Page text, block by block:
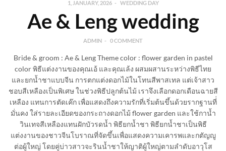
1, JANUARY, 2026 WEDDING DAY
Ae & Leng wedding
ADMIN 0 COMMENT
Bride & groom : Ae & Leng Theme color : flower garden in pastel
color พิธีแต่งงานของคุณเอ้ และคุณเล้ง ผสมผสานระหว่างพิธีไทย
และยกน้ำชาแบบจีน การตกแต่งดอกไม้ในโทนสีพาสเทล แต่เจ้าสาว
ชอบสีเหลืองเป็นพิเศษ ในช่วงพิธีปลูกต้นไม้ เราจึงเลือกดอกเดือนฉายสี
เหลือง แทนการตัดเค๊ก เพื่อแสดงถึงความรักที่เริ่มต้นขึ้นด้วยรากฐานที่่
มั่นคง ใส่รายละเอียดของกระถางดอกไม้ flower garden และใช้กาน้ำ
วินเทจสีเหลืองแทนฝักบัวรดน้ำ พิธียกน้ำชา พิธียกน้ำชาเป็นพิธี
แต่งงานของชาวจีนโบราณที่จัดขึ้นเพื่อแสดงความเคารพและกตัญญู
ต่อผู้ใหญ่ โดยคู่บ่าวสาวจะรินน้ำชาให้ญาติผู้ใหญ่ตามลำดับอาวุโส